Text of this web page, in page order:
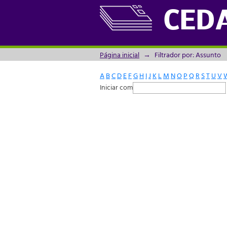
Filtrador por: Assunto
Página inicial → Filtrador por: Assunto
ABCDEFGH IJ KLM NOPQRSTUV
Iniciar com